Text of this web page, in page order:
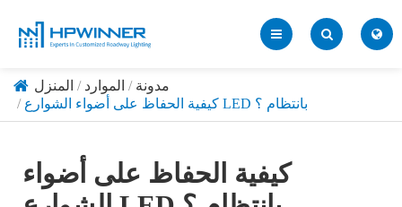
المنزل الموارد
مدونة
كيفية الحفاظ على أضواء الشوارع LED بانتظام ؟
كيفية الحفاظ على أضواء